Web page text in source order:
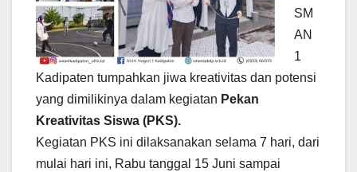
SM
AN
1
Kadipaten tumpahkan jiwa kreativitas dan potensi
yang dimilikinya dalam kegiatan Pekan
Kreativitas Siswa (PKS).
Kegiatan PKS ini dilaksanakan selama 7 hari, dari
mulai hari ini, Rabu tanggal 15 Juni sampai